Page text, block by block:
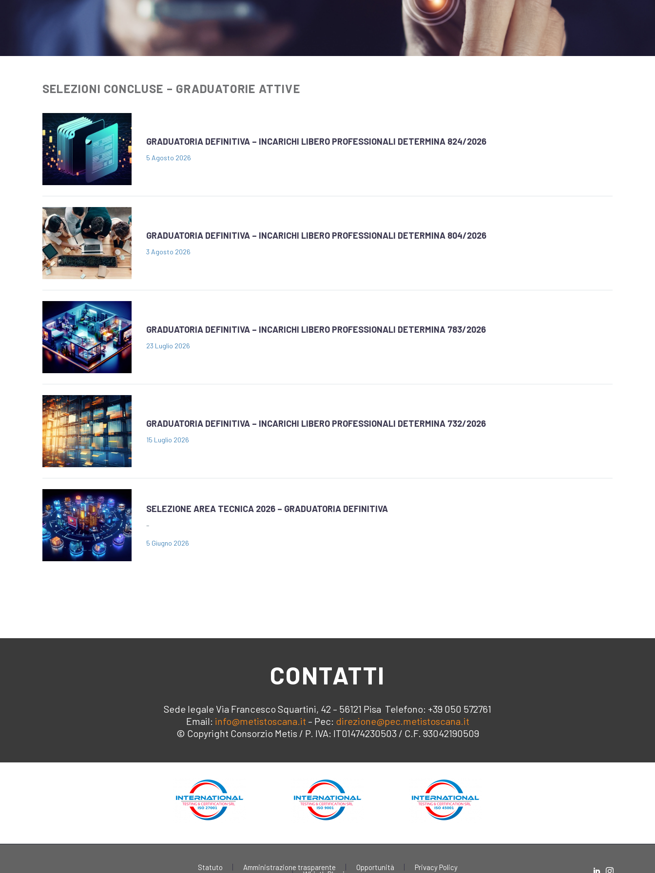
SELEZIONI CONCLUSE – GRADUATORIE ATTIVE
GRADUATORIA DEFINITIVA – INCARICHI LIBERO PROFESSIONALI DETERMINA 824/2026
5 Agosto 2026
GRADUATORIA DEFINITIVA – INCARICHI LIBERO PROFESSIONALI DETERMINA 804/2026
3 Agosto 2026
GRADUATORIA DEFINITIVA – INCARICHI LIBERO PROFESSIONALI DETERMINA 783/2026
23 Luglio 2026
GRADUATORIA DEFINITIVA – INCARICHI LIBERO PROFESSIONALI DETERMINA 732/2026
15 Luglio 2026
SELEZIONE AREA TECNICA 2026 – GRADUATORIA DEFINITIVA
–
5 Giugno 2026
CONTATTI
Sede legale Via Francesco Squartini, 42 – 56121 Pisa Telefono: +39 050 572761
Email: info@metistoscana.it – Pec: direzione@pec.metistoscana.it
© Copyright Consorzio Metis / P. IVA: IT01474230503 / C.F. 93042190509
Statuto Amministrazione trasparente Opportunità Privacy Policy